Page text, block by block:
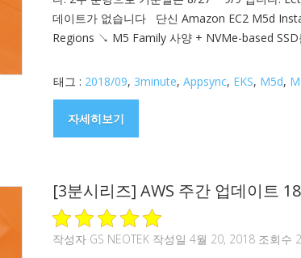
데이트가 없습니다 단신 Amazon EC2 M5d
Regions ↘ M5 Family 사양 + NVMe-based
태그 : 2018/09, 3minute, Appsync, EKS, M5d,
자세히보기
[3분시리즈] AWS 주간 업데이트
작성자 GS NEOTEK 작성일 4월 20, 2018 조회수